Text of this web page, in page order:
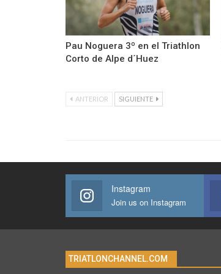
Pau Noguera 3º en el Triathlon
Corto de Alpe d´Huez
ANTERIOR SIGUIENTE
Instagram
Join us on Instagram
TRIATLONCHANNEL.COM